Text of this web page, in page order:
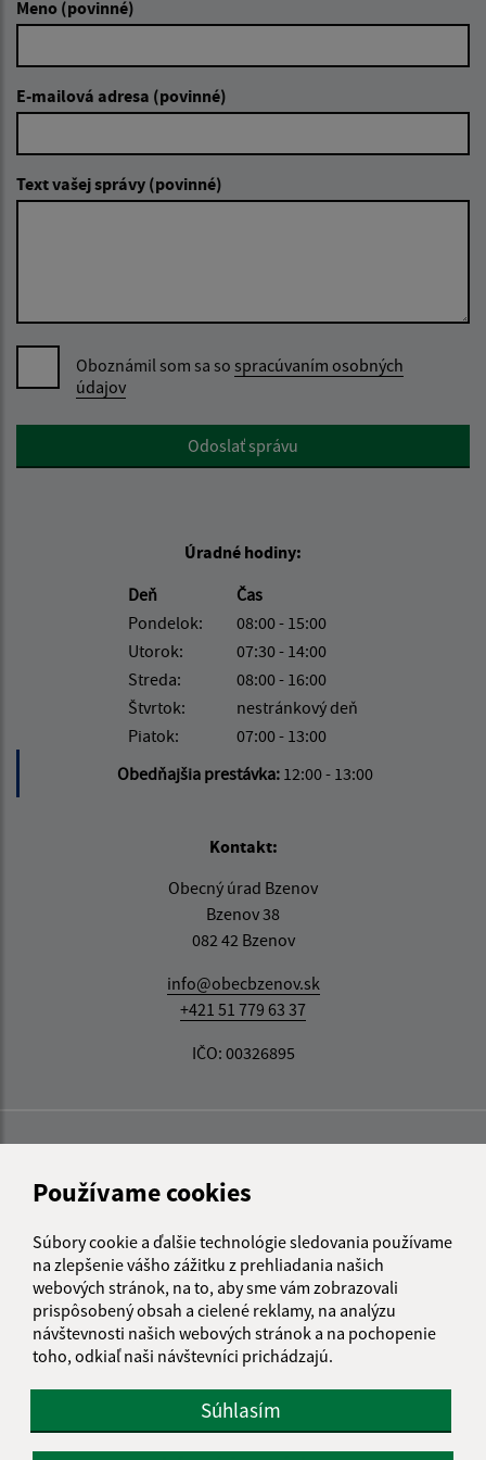
Používame cookies
Súbory cookie a ďalšie technológie sledovania používame
na zlepšenie vášho zážitku z prehliadania našich
webových stránok, na to, aby sme vám zobrazovali
prispôsobený obsah a cielené reklamy, na analýzu
návštevnosti našich webových stránok a na pochopenie
toho, odkiaľ naši návštevníci prichádzajú.
Súhlasím
Meno (povinné)
E-mailová adresa (povinné)
Text vašej správy (povinné)
Oboznámil som sa so spracúvaním osobných
údajov
Google reCaptcha ResponseOdoslať správu
Úradné hodiny:
Deň
Čas
Pondelok:
08:00 - 15:00
Utorok:
07:30 - 14:00
Streda:
08:00 - 16:00
Štvrtok:
nestránkový deň
Piatok:
07:00 - 13:00
Obedňajšia prestávka: 12:00 - 13:00
Kontakt:
Obecný úrad Bzenov
Bzenov 38
082 42 Bzenov
info@obecbzenov.sk
+421 51 779 63 37
IČO: 00326895